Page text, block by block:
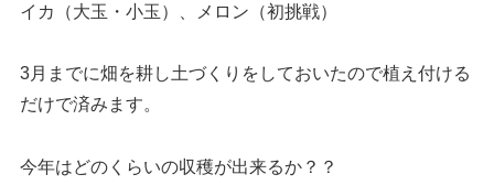
イカ（大玉・小玉）、メロン（初挑戦）
3月までに畑を耕し土づくりをしておいたので植え付ける
だけで済みます。
今年はどのくらいの収穫が出来るか？？